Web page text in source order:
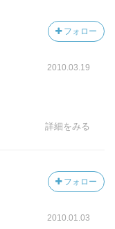
フォロー
2010.03.19
詳細をみる
フォロー
2010.01.03